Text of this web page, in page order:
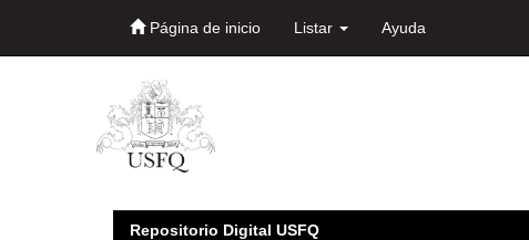
Página de inicio Listar Ayuda
Repositorio Digital USFQ